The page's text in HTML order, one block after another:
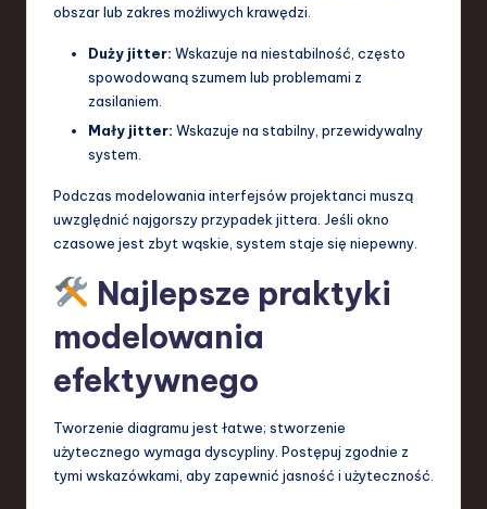
obszar lub zakres możliwych krawędzi.
Duży jitter: Wskazuje na niestabilność, często
spowodowaną szumem lub problemami z
zasilaniem.
Mały jitter: Wskazuje na stabilny, przewidywalny
system.
Podczas modelowania interfejsów projektanci muszą
uwzględnić najgorszy przypadek jittera. Jeśli okno
czasowe jest zbyt wąskie, system staje się niepewny.
Najlepsze praktyki
modelowania
efektywnego
Tworzenie diagramu jest łatwe; stworzenie
użytecznego wymaga dyscypliny. Postępuj zgodnie z
tymi wskazówkami, aby zapewnić jasność i użyteczność.